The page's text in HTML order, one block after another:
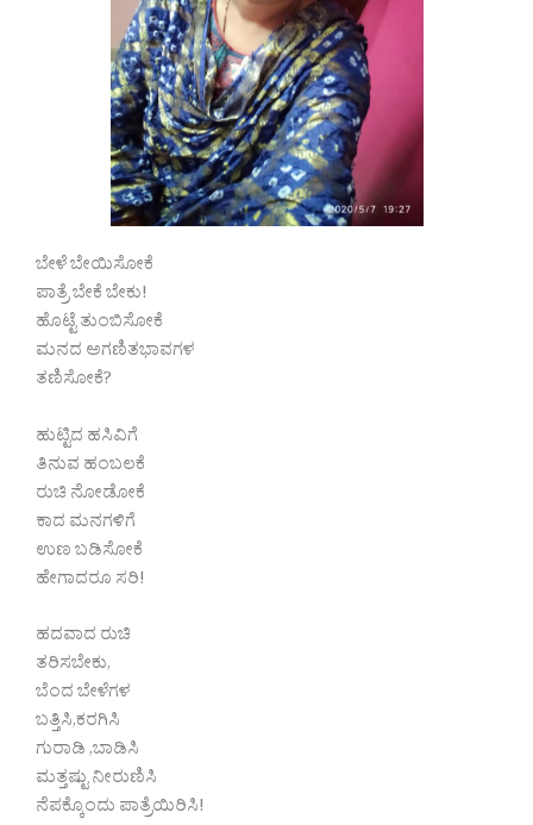
ಬೇಳೆ ಬೇಯಿಸೋಕೆ
ಪಾತ್ರೆ ಬೇಕೆ ಬೇಕು!
ಹೊಟ್ಟೆ ತುಂಬಿಸೋಕೆ
ಮನದ ಅಗಣಿತಭಾವಗಳ
ತಣಿಸೋಕೆ?
ಹುಟ್ಟಿದ ಹಸಿವಿಗೆ
ತಿನುವ ಹಂಬಲಕೆ
ರುಚಿ ನೋಡೋಕೆ
ಕಾದ ಮನಗಳಿಗೆ
ಉಣ ಬಡಿಸೋಕೆ
ಹೇಗಾದರೂ ಸರಿ!
ಹದವಾದ ರುಚಿ
ತರಿಸಬೇಕು,
ಬೆಂದ ಬೇಳೆಗಳ
ಬತ್ತಿಸಿ,ಕರಗಿಸಿ
ಗುರಾಡಿ ,ಬಾಡಿಸಿ
ಮತ್ತಷ್ಟು ನೀರುಣಿಸಿ
ನೆಪಕ್ಕೊಂದು ಪಾತ್ರೆಯಿರಿಸಿ!